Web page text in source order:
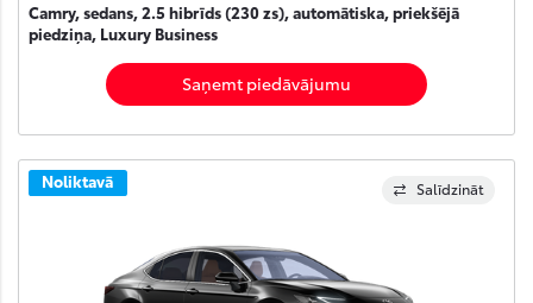
Camry, sedans, 2.5 hibrīds (230 zs), automātiska, priekšējā
piedziņa, Luxury Business
Saņemt piedāvājumu
Salīdzināt
Noliktavā